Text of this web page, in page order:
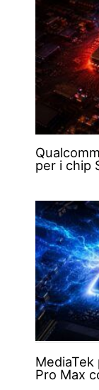
per i chip
Pro Max